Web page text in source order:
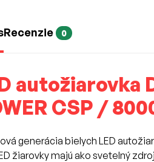
Recenzie 0
autožiarovka
CSP /
generácia bielych LED
žiarovky majú ako svetelný